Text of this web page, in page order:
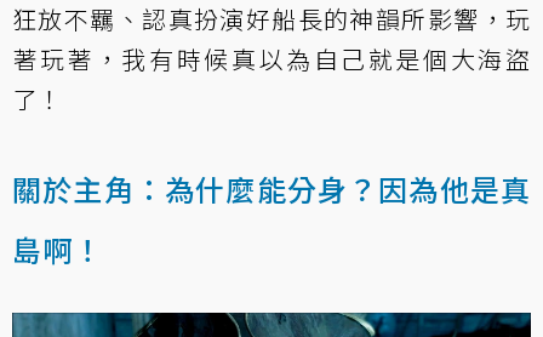
狂放不羈、認真扮演好船長的神韻所影響，玩
著玩著，我有時候真以為自己就是個大海盜
了！
關於主角：為什麼能分身？因為他是真
島啊！